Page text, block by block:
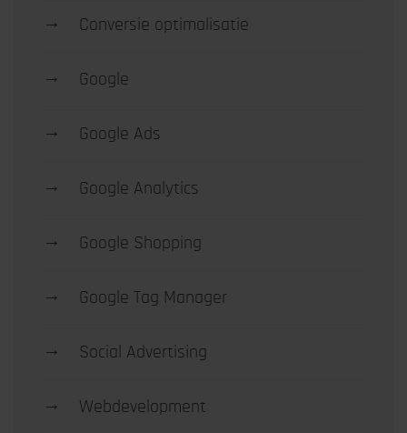
→ Conversie optimalisatie
→ Google
→ Google Ads
→ Google Analytics
→ Google Shopping
→ Google Tag Manager
→ Social Advertising
→ Webdevelopment